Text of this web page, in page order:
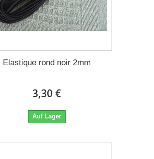
Elastique rond noir 2mm
3,30 €
Auf Lager